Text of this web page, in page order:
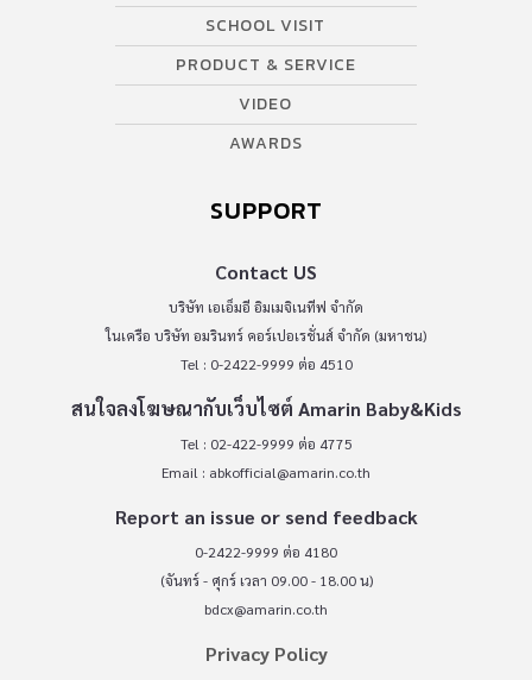
SCHOOL VISIT
PRODUCT & SERVICE
VIDEO
AWARDS
SUPPORT
Contact US
บริษัท เอเอ็มอี อิมเมจิเนทีฟ จำกัด
ในเครือ บริษัท อมรินทร์ คอร์เปอเรชั่นส์ จำกัด (มหาชน)
Tel : 0-2422-9999 ต่อ 4510
สนใจลงโฆษณากับเว็บไซต์ Amarin Baby&Kids
Tel : 02-422-9999 ต่อ 4775
Email : abkofficial@amarin.co.th
Report an issue or send feedback
0-2422-9999 ต่อ 4180
(จันทร์ - ศุกร์ เวลา 09.00 - 18.00 น)
bdcx@amarin.co.th
Privacy Policy